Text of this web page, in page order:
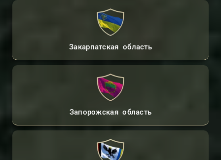
Закарпатская область
Запорожская область